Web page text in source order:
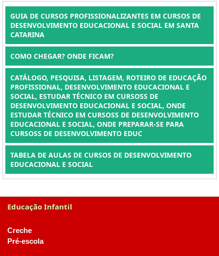
GUIA DE CURSOS PROFISSIONALIZANTES EM CURSOS DE
DESENVOLVIMENTO EDUCACIONAL E SOCIAL EM SANTA
CATARINA
COMO CHEGAR? ONDE FICAM?
CATÁLOGO, PESQUISA, LISTAGEM, ROTEIRO DE EDUCAÇÃO
PROFISSIONAL, DESENVOLVIMENTO EDUCACIONAL E
SOCIAL, ESTUDAR TÉCNICO EM CURSOSS DE
DESENVOLVIMENTO EDUCACIONAL E SOCIAL, ONDE
ESTUDAR TÉCNICO EM CURSOSS DE DESENVOLVIMENTO
EDUCACIONAL E SOCIAL, ONDE PREPARAR-SE PARA
CURSOSS DE DESENVOLVIMENTO EDUC
TABELA DE AULAS DE CURSOS DE DESENVOLVIMENTO
EDUCACIONAL E SOCIAL
Educação Infantil
Creche
Pré-escola